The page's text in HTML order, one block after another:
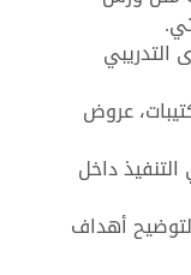
التدريبي
عروض
داخل
أهداف